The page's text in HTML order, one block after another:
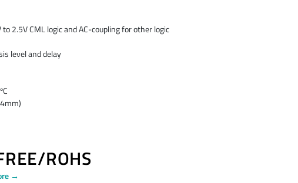
2.5V CML logic and AC-coupling for other logic
level and delay
ROHS
→